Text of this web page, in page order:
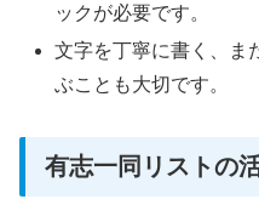
ックが必要です。
文字を丁寧に書く、ま
ぶことも大切です。
有志一同リストの